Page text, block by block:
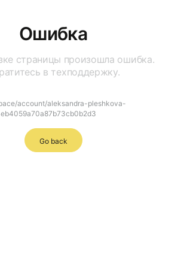
Ошибка
страницы произошла ошибка.
в техподдержку.
account/aleksandra-pleshkova-
Go back